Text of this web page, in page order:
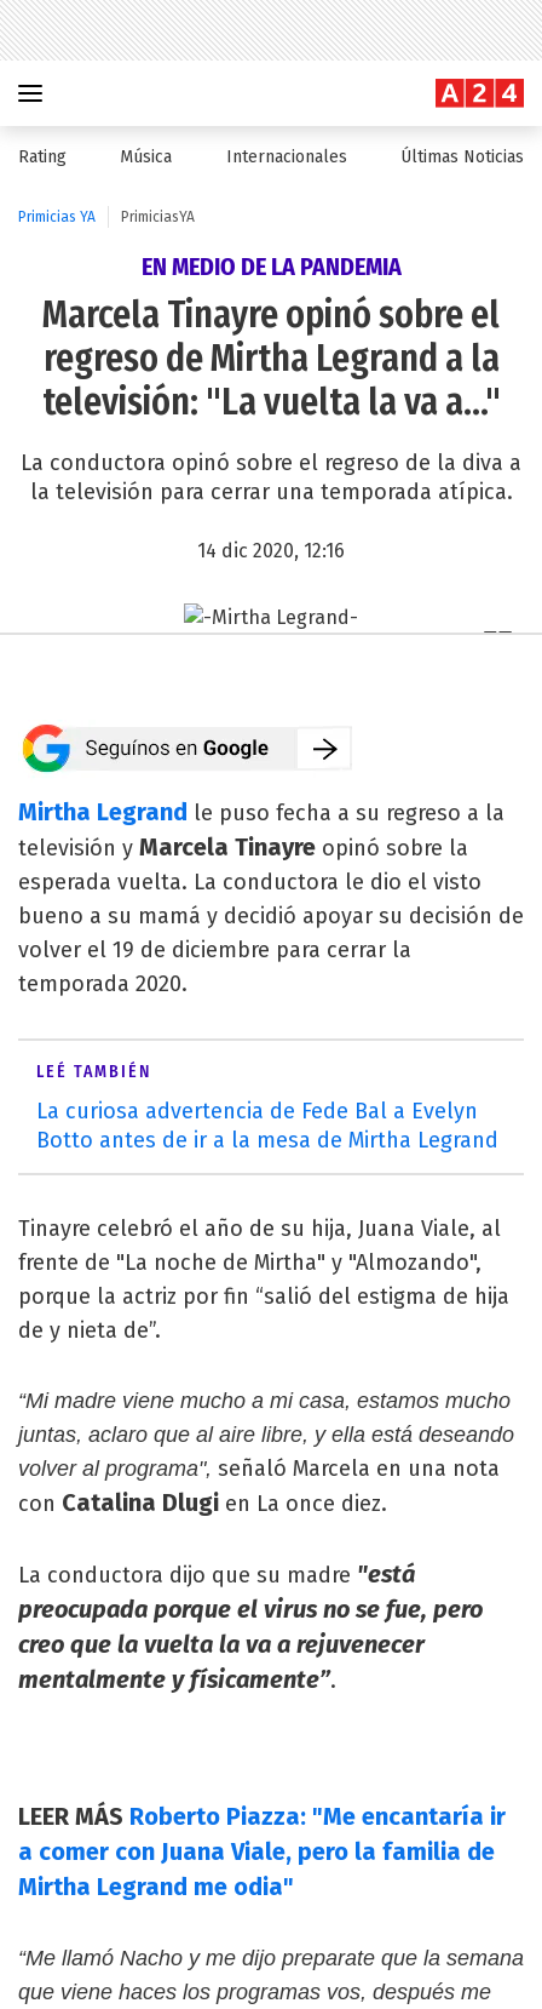
Rating Música Internacionales Últimas Noticias
Primicias YA PrimiciasYA
EN MEDIO DE LA PANDEMIA
Marcela Tinayre opinó sobre el
regreso de Mirtha Legrand a la
televisión: "La vuelta la va a..."
La conductora opinó sobre el regreso de la diva a
la televisión para cerrar una temporada atípica.
14 dic 2020, 12:16
Mirtha Legrand le puso fecha a su regreso a la
televisión y Marcela Tinayre opinó sobre la
esperada vuelta. La conductora le dio el visto
bueno a su mamá y decidió apoyar su decisión de
volver el 19 de diciembre para cerrar la
temporada 2020.
LEÉ TAMBIÉN
La curiosa advertencia de Fede Bal a Evelyn
Botto antes de ir a la mesa de Mirtha Legrand
Tinayre celebró el año de su hija, Juana Viale, al
frente de "La noche de Mirtha" y "Almozando",
porque la actriz por fin “salió del estigma de hija
de y nieta de”.
“Mi madre viene mucho a mi casa, estamos mucho
juntas, aclaro que al aire libre, y ella está deseando
volver al programa", señaló Marcela en una nota
con Catalina Dlugi en La once diez.
La conductora dijo que su madre "está
preocupada porque el virus no se fue, pero
creo que la vuelta la va a rejuvenecer
mentalmente y físicamente”.
LEER MÁS Roberto Piazza: "Me encantaría ir
a comer con Juana Viale, pero la familia de
Mirtha Legrand me odia"
“Me llamó Nacho y me dijo preparate que la semana
que viene haces los programas vos, después me